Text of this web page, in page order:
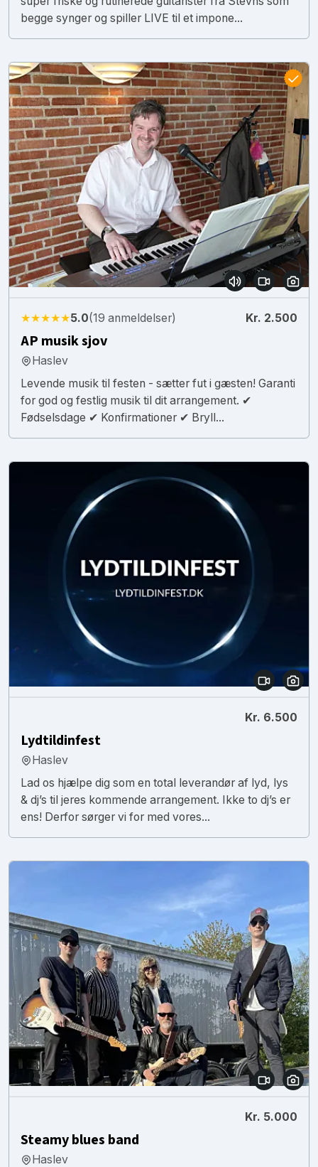
begge synger og spiller LIVE til et impone...
★★★★★5.0(19 anmeldelser) Kr. 2.500
AP musik sjov
Haslev
Levende musik til festen - sætter fut i gæsten! Garanti
for god og festlig musik til dit arrangement. ✔
Fødselsdage ✔ Konfirmationer ✔ Bryll...
Kr. 6.500
Lydtildinfest
Haslev
Lad os hjælpe dig som en total leverandør af lyd, lys
& dj’s til jeres kommende arrangement. Ikke to dj’s er
ens! Derfor sørger vi for med vores...
Kr. 5.000
Steamy blues band
Haslev